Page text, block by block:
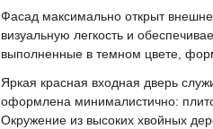
Фасад максимально открыт
визуальную легкость и
выполненные в темном цвете,
Яркая красная входная дверь
оформлена минималистично:
Окружение из высоких хвойных